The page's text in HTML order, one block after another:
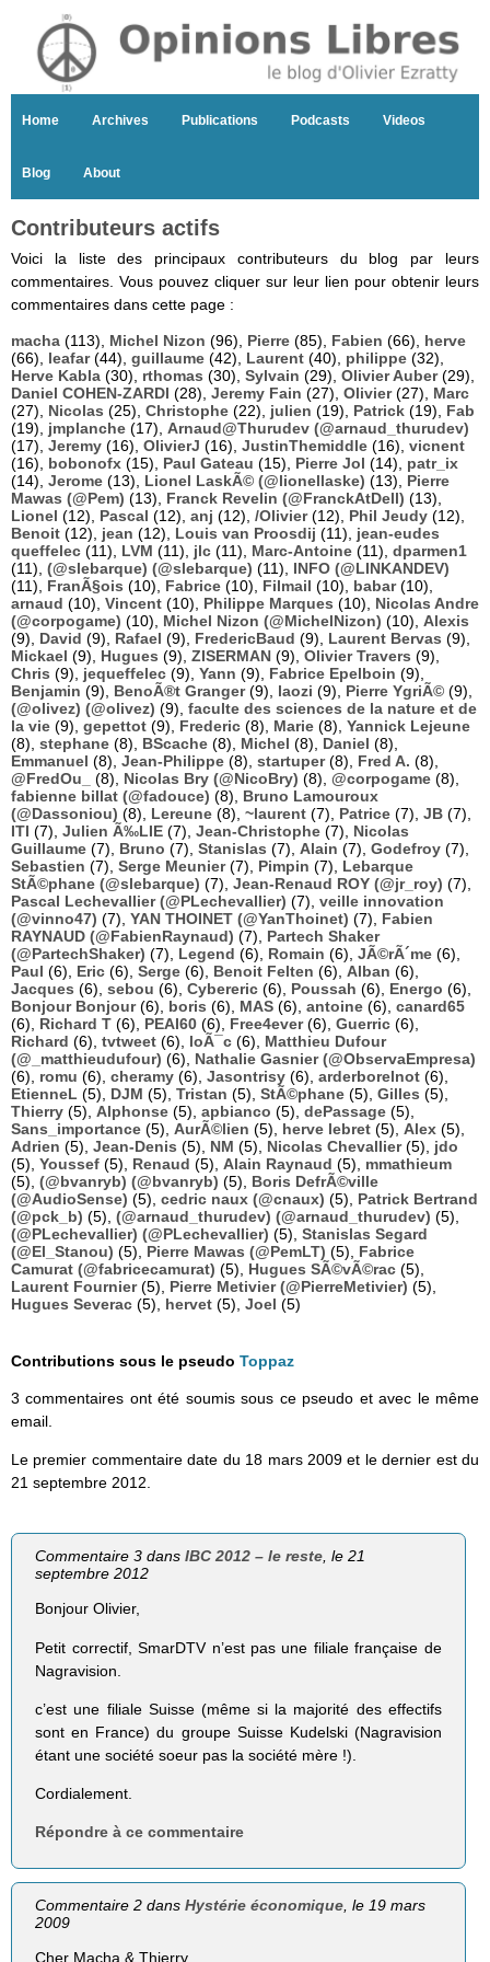
Home Archives Publications Podcasts Videos
Blog About
Contributeurs actifs
Voici la liste des principaux contributeurs du blog par leurs
commentaires. Vous pouvez cliquer sur leur lien pour obtenir leurs
commentaires dans cette page :
macha (113), Michel Nizon (96), Pierre (85), Fabien (66), herve
(66), leafar(44), guillaume (42), Laurent (40), philippe (32),
Herve Kabla (30), rthomas (30), Sylvain (29), Olivier Auber(29),
Daniel COHEN-ZARDI (28), Jeremy Fain (27), Olivier(27), Marc
(27), Nicolas (25), Christophe (22), julien (19), Patrick (19), Fab
(19), jmplanche (17), Arnaud@Thurudev (@arnaud_thurudev)
(17), Jeremy (16), OlivierJ (16), JustinThemiddle (16), vicnent
(16), bobonofx (15), Paul Gateau (15), Pierre Jol (14), patr_ix
(14), Jerome (13), Lionel LaskÃ© (@lionellaske) (13), Pierre
Mawas (@Pem) (13), Franck Revelin (@FranckAtDell) (13),
Lionel (12), Pascal (12), anj (12), /Olivier(12), Phil Jeudy (12),
Benoit (12), jean (12), Louis van Proosdij (11), jean-eudes
queffelec (11), LVM (11), jlc (11), Marc-Antoine (11), dparmen1
(11), (@slebarque) (@slebarque) (11), INFO (@LINKANDEV)
(11), FranÃ§ois (10), Fabrice (10), Filmail (10), babar(10),
arnaud (10), Vincent (10), Philippe Marques (10), Nicolas Andre
(@corpogame) (10), Michel Nizon (@MichelNizon) (10), Alexis
(9), David (9), Rafael (9), FredericBaud (9), Laurent Bervas (9),
Mickael (9), Hugues (9), ZISERMAN (9), Olivier Travers (9),
Chris (9), jequeffelec (9), Yann (9), Fabrice Epelboin (9),
Benjamin (9), BenoÃ®t Granger(9), laozi (9), Pierre YgriÃ© (9),
(@olivez) (@olivez) (9), faculte des sciences de la nature et de
la vie (9), gepettot (9), Frederic (8), Marie (8), Yannick Lejeune
(8), stephane (8), BScache (8), Michel (8), Daniel (8),
Emmanuel (8), Jean-Philippe (8), startuper(8), Fred A. (8),
@FredOu_
(8), Nicolas Bry (@NicoBry) (8), @corpogame (8),
fabienne billat (@fadouce) (8), Bruno Lamouroux
(@Dassoniou) (8), Lereune (8), ~laurent (7), Patrice (7), JB (7),
ITI (7), Julien Ã‰LIE (7), Jean-Christophe (7), Nicolas
Guillaume (7), Bruno (7), Stanislas (7), Alain (7), Godefroy (7),
Sebastien (7), Serge Meunier(7), Pimpin (7), Lebarque
StÃ©phane (@slebarque) (7), Jean-Renaud ROY (@jr_roy) (7),
Pascal Lechevallier (@PLechevallier) (7), veille innovation
(@vinno47) (7), YAN THOINET (@YanThoinet) (7), Fabien
RAYNAUD (@FabienRaynaud) (7), Partech Shaker
(@PartechShaker) (7), Legend (6), Romain (6), JÃ©rÃ´me (6),
Paul (6), Eric (6), Serge (6), Benoit Felten (6), Alban (6),
Jacques (6), sebou (6), Cybereric (6), Poussah (6), Energo (6),
Bonjour Bonjour(6), boris (6), MAS (6), antoine (6), canard65
(6), Richard T (6), PEAI60 (6), Free4ever(6), Guerric (6),
Richard (6), tvtweet (6), loÃ¯c (6), Matthieu Dufour
(@_matthieudufour) (6), Nathalie Gasnier (@ObservaEmpresa)
(6), romu (6), cheramy (6), Jasontrisy (6), arderborelnot (6),
EtienneL (5), DJM (5), Tristan (5), StÃ©phane (5), Gilles (5),
Thierry (5), Alphonse (5), apbianco (5), dePassage (5),
Sans_importance (5), AurÃ©lien (5), herve lebret (5), Alex (5),
Adrien (5), Jean-Denis (5), NM (5), Nicolas Chevallier(5), jdo
(5), Youssef (5), Renaud (5), Alain Raynaud (5), mmathieum
(5), (@bvanryb) (@bvanryb) (5), Boris DefrÃ©ville
(@AudioSense) (5), cedric naux (@cnaux) (5), Patrick Bertrand
(@pck_b) (5), (@arnaud_thurudev) (@arnaud_thurudev) (5),
(@PLechevallier) (@PLechevallier) (5), Stanislas Segard
(@El_Stanou) (5), Pierre Mawas (@PemLT) (5), Fabrice
Camurat (@fabricecamurat) (5), Hugues SÃ©vÃ©rac (5),
Laurent Fournier(5), Pierre Metivier (@PierreMetivier) (5),
Hugues Severac (5), hervet (5), Joel (5)
Contributions sous le pseudo Toppaz
3 commentaires ont été soumis sous ce pseudo et avec le même
email.
Le premier commentaire date du 18 mars 2009 et le dernier est du
21 septembre 2012.
Commentaire 3 dansIBC 2012 – le reste, le 21
septembre 2012
Bonjour Olivier,
Petit correctif, SmarDTV n’est pas une filiale française de
Nagravision.
c’est une filiale Suisse (même si la majorité des effectifs
sont en France) du groupe Suisse Kudelski (Nagravision
étant une société soeur pas la société mère !).
Cordialement.
Répondre à ce commentaire
Commentaire 2 dansHystérie économique , le 19 mars
2009
Cher Macha & Thierry,